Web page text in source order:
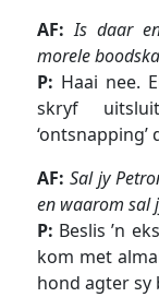
AF: Is daar
morele
P: Haai nee.
skryf
‘ontsnapping’
AF: Sal jy
en waarom sal
P: Beslis ’n
kom met
hond agter sy